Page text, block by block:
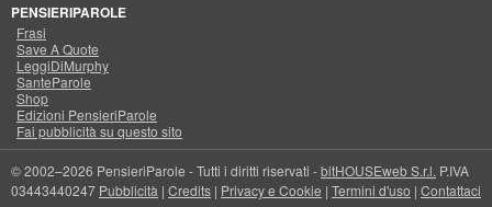
PENSIERIPAROLE
Frasi
Save A Quote
LeggiDiMurphy
SanteParole
Shop
Edizioni PensieriParole
Fai pubblicità su questo sito
© 2002–2026 PensieriParole - Tutti i diritti riservati -bitHOUSEweb S.r.l. P.IVA
03443440247 Pubblicità | Credits | Privacy e Cookie | Termini d'uso | Contattaci